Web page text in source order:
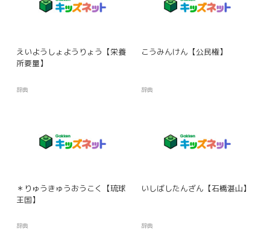
えいようしょようりょう【栄養
所要量】
辞典
こうみんけん【公民権】
辞典
＊りゅうきゅうおうこく【琉球
王国】
辞典
いしばしたんざん【石橋湛山】
辞典